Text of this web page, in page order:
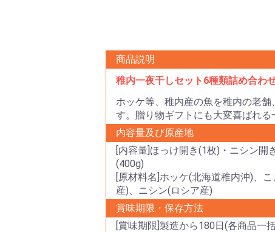
商品説明
稚内一夜干しセット6種類詰め合わ
ホッケ等、稚内産の魚を稚内の老
す。贈り物ギフトにも大変喜ばれる
内容量及び原産地
[内容量]ほっけ開き(1枚)・ニシン開
(400g)
[原材料名]ホッケ(北海道稚内沖)、
産)、ニシン(ロシア産)
賞味期限・保存方法
[賞味期限]製造から180日(各商品一